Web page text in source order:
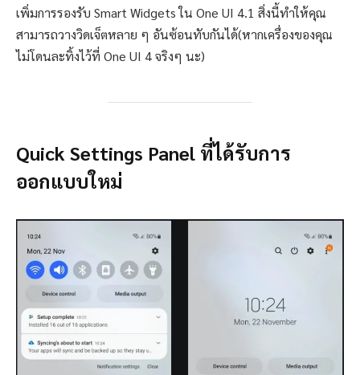
เพิ่มการรองรับ Smart Widgets ใน One UI 4.1 สิ่งนี้ทำให้คุณ
สามารถวางวิดเจ็ตหลาย ๆ อันซ้อนทับกันได้(หากเครื่องของคุณ
ไม่โดนละทิ้งไว้ที่ One UI 4 จริงๆ นะ)
Quick Settings Panel ที่ได้รับการ
ออกแบบใหม่